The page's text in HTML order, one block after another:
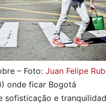
– Foto: Juan Felipe
onde ficar Bogotá
sofisticação e